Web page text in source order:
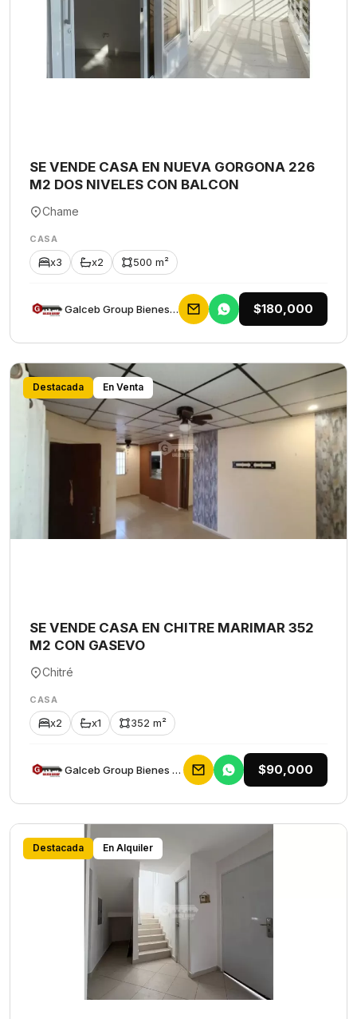
SE VENDE CASA EN NUEVA GORGONA 226
M2 DOS NIVELES CON BALCON
Chame
CASA
x3 x2 500 m²
Galceb Group Bienes Raices $180,000
Destacada En Venta
SE VENDE CASA EN CHITRE MARIMAR 352
M2 CON GASEVO
Chitré
CASA
x2 x1 352 m²
Galceb Group Bienes Raices $90,000
Destacada En Alquiler